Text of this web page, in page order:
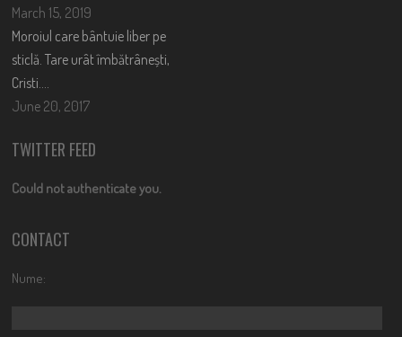
March 15, 2019
Moroiul care bântuie liber pe
sticlă. Tare urât îmbătrânești,
Cristi….
June 20, 2017
TWITTER FEED
Could not authenticate you.
CONTACT
Nume: